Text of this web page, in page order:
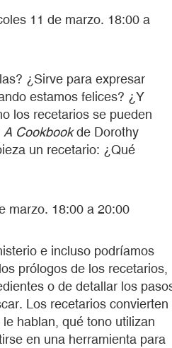
11 de marzo. 18:00 a
¿Sirve para expresar
estamos felices? ¿Y
los recetarios se pueden
A Cookbookde Dorothy
un recetario: ¿Qué
marzo. 18:00 a 20:00
e incluso podríamos
prólogos de los recetarios,
o de detallar los
Los recetarios convierten
hablan, qué tono utilizan
en una herramienta para